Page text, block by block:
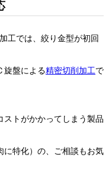
工では、絞り金型が初回
旋盤による精密切削加工で
ストがかかってしまう製品
に特化）の、ご相談もお気